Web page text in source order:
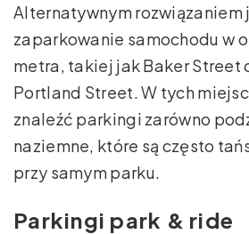
Alternatywnym rozwiązaniem
zaparkowanie samochodu w
metra, takiej jak Baker Street
Portland Street. W tych
znaleźć parkingi zarówno
naziemne, które są często
przy samym parku.
Parkingi park & ride